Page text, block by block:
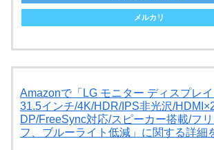
メルカリ
Amazonで「LG モニター ディスプレ
31.5インチ/4K/HDR/IPS非光沢/HDMI×2
DP/FreeSync対応/スピーカー搭載/フ
フ、ブルーライト低減」に関する詳細